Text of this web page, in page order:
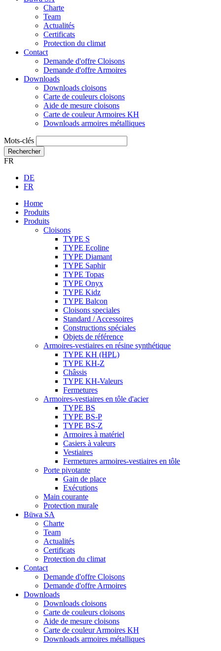
Charte
Team
Actualités
Certificats
Protection du climat
Contact
Demande d'offre Cloisons
Demande d'offre Armoires
Downloads
Downloads cloisons
Carte de couleurs cloisons
Aide de mesure cloisons
Carte de couleur Armoires KH
Downloads armoires métalliques
Mots-clés
Rechercher
FR
DE
FR
Home
Produits
Produits
Cloisons
TYPE S
TYPE Ecoline
TYPE Diamant
TYPE Saphir
TYPE Topas
TYPE Onyx
TYPE Kidz
TYPE Balcon
Cloisons speciales
Standard / Accessoires
Constructions spéciales
Objets de référence
Armoires-vestiaires en résine synthétique
TYPE KH (HPL)
TYPE KH-Z
Châssis
TYPE KH-Valeurs
Fermetures
Armoires-vestiaires en tôle d'acier
TYPE BS
TYPE BS-P
TYPE BS-Z
Armoires à matériel
Casiers à valeurs
Vestiaires
Fermetures armoires-vestiaires en tôle
Porte pivotante
Gain de place
Exécutions
Main courante
Protection murale
Büwa SA
Charte
Team
Actualités
Certificats
Protection du climat
Contact
Demande d'offre Cloisons
Demande d'offre Armoires
Downloads
Downloads cloisons
Carte de couleurs cloisons
Aide de mesure cloisons
Carte de couleur Armoires KH
Downloads armoires métalliques